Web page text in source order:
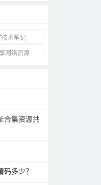
技术笔记
网络资源
合集资源共
多少？